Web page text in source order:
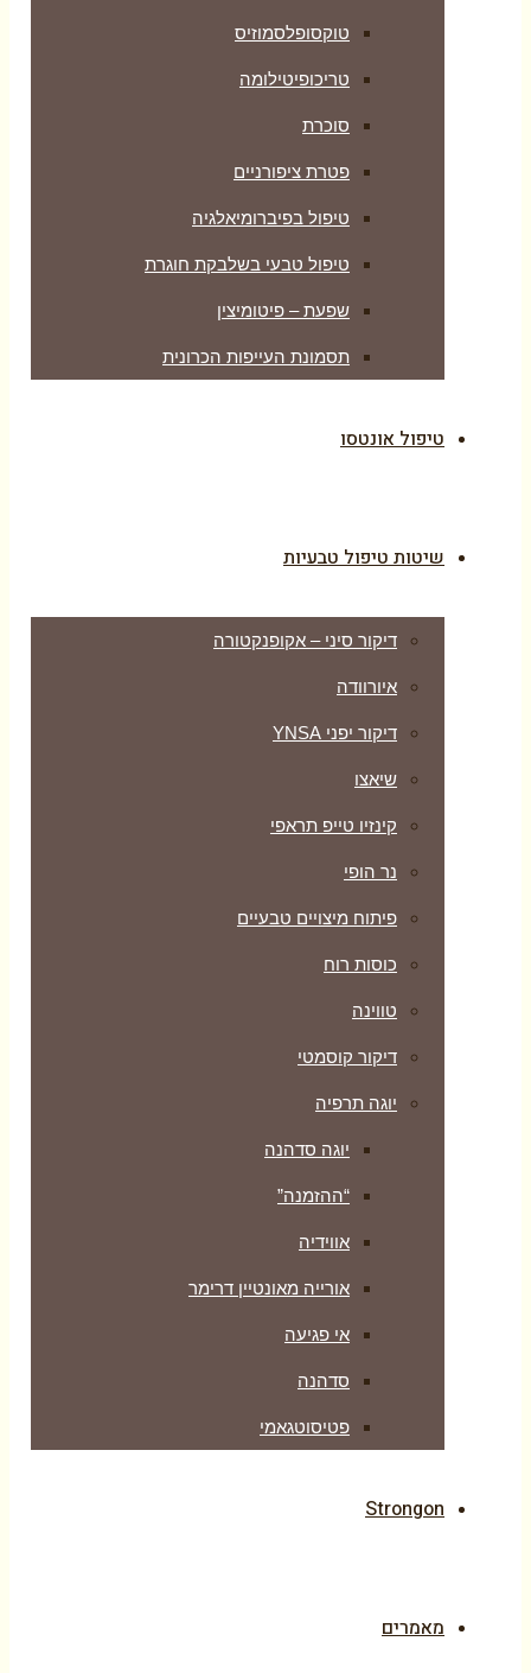
טוקסופלסמוזיס
טריכופיטילומה
סוכרת
פטרת ציפורניים
טיפול בפיברומיאלגיה
טיפול טבעי בשלבקת חוגרת
שפעת – פיטומיצין
תסמונת העייפות הכרונית
טיפול אונטסו
שיטות טיפול טבעיות
דיקור סיני – אקופנקטורה
איורוודה
דיקור יפני YNSA
שיאצו
קינזיו טייפ תראפי
נר הופי
פיתוח מיצויים טבעיים
כוסות רוח
טווינה
דיקור קוסמטי
יוגה תרפיה
יוגה סדהנה
“ההזמנה”
אווידיה
אורייה מאונטיין דרימר
אי פגיעה
סדהנה
פטיסוטגאמי
Strongon
מאמרים